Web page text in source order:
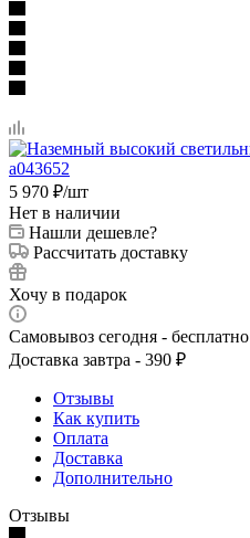
5 970 ₽/шт
Нет в наличии
Нашли дешевле?
Рассчитать доставку
Хочу в подарок
Самовывоз сегодня - бесплатно
Доставка завтра - 390 ₽
Отзывы
Как купить
Оплата
Доставка
Дополнительно
Отзывы